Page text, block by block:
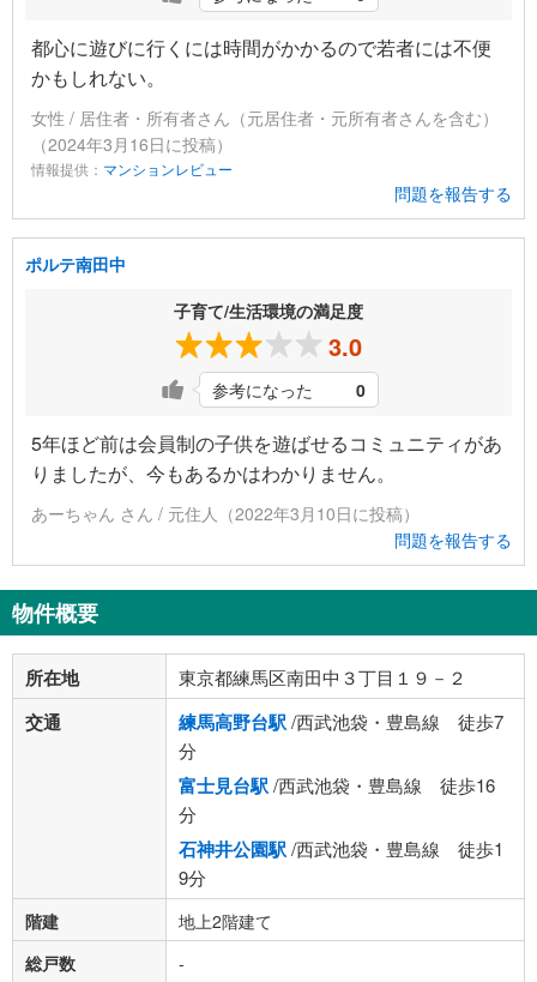
都心に遊びに行くには時間がかかるので若者には不便
かもしれない。
女性 / 居住者・所有者さん（元居住者・元所有者さんを含む）
（2024年3月16日に投稿）
情報提供： マンションレビュー
問題を報告する
ポルテ南田中
子育て/生活環境の満足度
3.0
参考になった 0
5年ほど前は会員制の子供を遊ばせるコミュニティがあ
りましたが、今もあるかはわかりません。
あーちゃん さん / 元住人（2022年3月10日に投稿）
問題を報告する
物件概要
所在地 東京都練馬区南田中３丁目１９－２
交通 練馬高野台駅/西武池袋・豊島線 徒歩7
分
富士見台駅/西武池袋・豊島線 徒歩16
分
石神井公園駅/西武池袋・豊島線 徒歩1
9分
階建
地上2階建て
総戸数
-